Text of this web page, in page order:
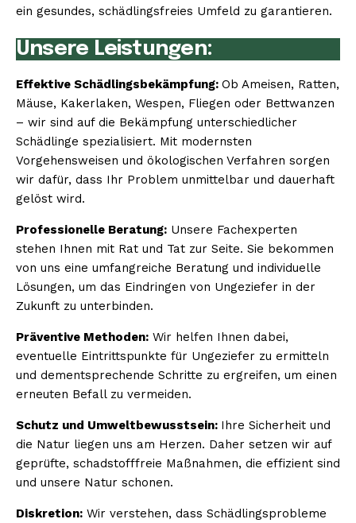
ein gesundes, schädlingsfreies Umfeld zu garantieren.
Unsere Leistungen:
Effektive Schädlingsbekämpfung: Ob Ameisen, Ratten,
Mäuse, Kakerlaken, Wespen, Fliegen oder Bettwanzen
– wir sind auf die Bekämpfung unterschiedlicher
Schädlinge spezialisiert. Mit modernsten
Vorgehensweisen und ökologischen Verfahren sorgen
wir dafür, dass Ihr Problem unmittelbar und dauerhaft
gelöst wird.
Professionelle Beratung: Unsere Fachexperten
stehen Ihnen mit Rat und Tat zur Seite. Sie bekommen
von uns eine umfangreiche Beratung und individuelle
Lösungen, um das Eindringen von Ungeziefer in der
Zukunft zu unterbinden.
Präventive Methoden: Wir helfen Ihnen dabei,
eventuelle Eintrittspunkte für Ungeziefer zu ermitteln
und dementsprechende Schritte zu ergreifen, um einen
erneuten Befall zu vermeiden.
Schutz und Umweltbewusstsein: Ihre Sicherheit und
die Natur liegen uns am Herzen. Daher setzen wir auf
geprüfte, schadstofffreie Maßnahmen, die effizient sind
und unsere Natur schonen.
Diskretion: Wir verstehen, dass Schädlingsprobleme